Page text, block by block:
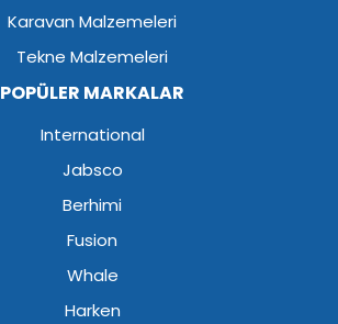
Karavan Malzemeleri
Tekne Malzemeleri
POPÜLER MARKALAR
International
Jabsco
Berhimi
Fusion
Whale
Harken